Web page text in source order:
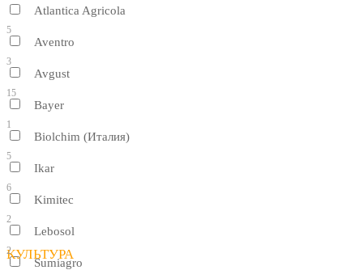
Atlantica Agricola
5
Aventro
3
Avgust
15
Bayer
1
Biolchim (Италия)
5
Ikar
6
Kimitec
2
Lebosol
2
Sumiagro
КУЛЬТУРА